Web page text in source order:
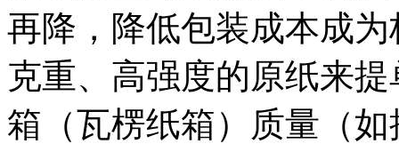
再降，降低包装成本成
克重、高强度的原纸来
箱（瓦楞纸箱）质量（